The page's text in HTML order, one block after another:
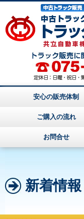
安心の販売体制
ご購入の流れ
お問合せ
新着情報